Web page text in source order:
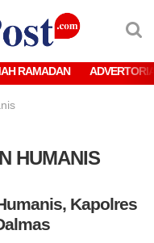
RAMADAN
HUMANIS
Kapolres